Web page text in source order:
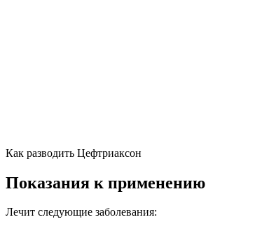
Как разводить Цефтриаксон
Показания к применению
Лечит следующие заболевания: